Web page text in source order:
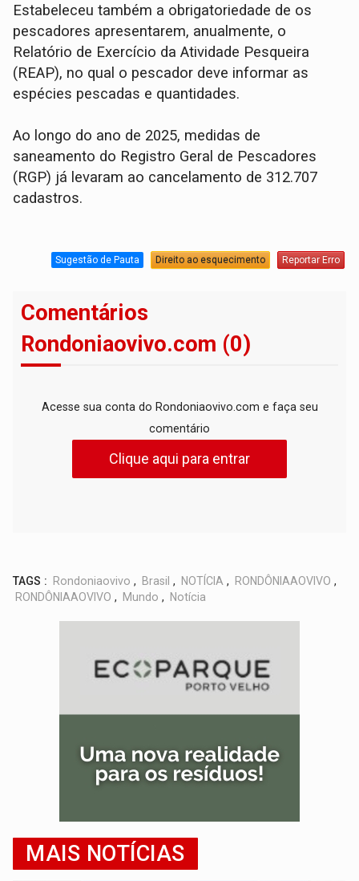
Estabeleceu também a obrigatoriedade de os
pescadores apresentarem, anualmente, o
Relatório de Exercício da Atividade Pesqueira
(REAP), no qual o pescador deve informar as
espécies pescadas e quantidades.
Ao longo do ano de 2025, medidas de
saneamento do Registro Geral de Pescadores
(RGP) já levaram ao cancelamento de 312.707
cadastros.
Sugestão de Pauta Direito ao esquecimento Reportar Erro
Comentários
Rondoniaovivo.com (0)
Acesse sua conta do Rondoniaovivo.com e faça seu
comentário
Clique aqui para entrar
TAGS : Rondoniaovivo , Brasil , NOTÍCIA , RONDÔNIAAOVIVO ,
RONDÔNIAAOVIVO , Mundo , Notícia
MAIS NOTÍCIAS